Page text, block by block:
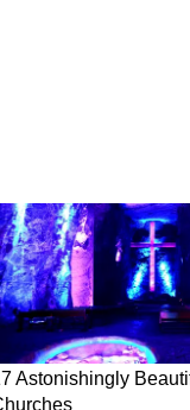
है, जिसमें ग्लास और
में लगाने पर यह
नीचे की ओर
बड़े लिविंग रूम में
इसका ग्लो बहुत